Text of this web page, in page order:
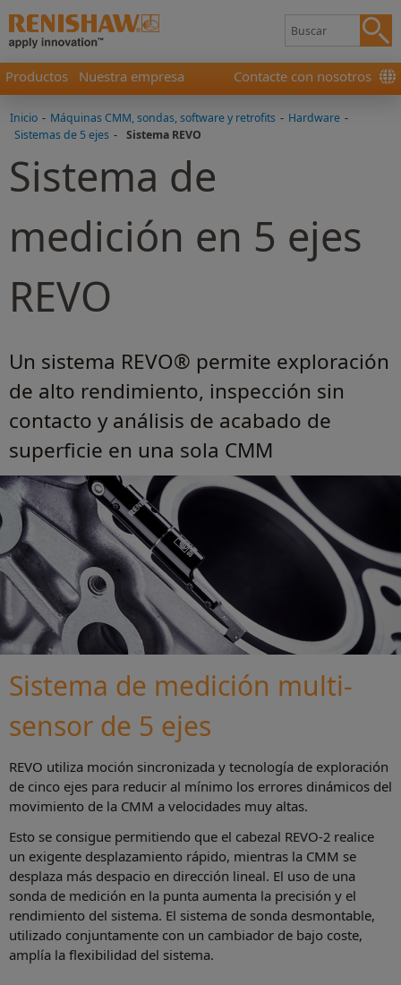
Productos Nuestra empresa Contacte con nosotros
Inicio - Máquinas CMM, sondas, software y retrofits - Hardware -
Sistemas de 5 ejes - Sistema REVO
Sistema de
medición en 5 ejes
REVO
Un sistema REVO® permite exploración
de alto rendimiento, inspección sin
contacto y análisis de acabado de
superficie en una sola CMM
Sistema de medición multi-
sensor de 5 ejes
REVO utiliza moción sincronizada y tecnología de exploración
de cinco ejes para reducir al mínimo los errores dinámicos del
movimiento de la CMM a velocidades muy altas.
Esto se consigue permitiendo que el cabezal REVO-2 realice
un exigente desplazamiento rápido, mientras la CMM se
desplaza más despacio en dirección lineal. El uso de una
sonda de medición en la punta aumenta la precisión y el
rendimiento del sistema. El sistema de sonda desmontable,
utilizado conjuntamente con un cambiador de bajo coste,
amplía la flexibilidad del sistema.